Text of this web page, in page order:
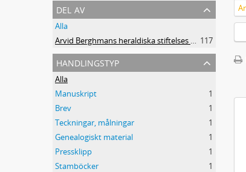
del av
Alla
Arvid Berghmans heraldiska stiftelses handskriftssamling 117
handlingstyp
Alla
Manuskript
1
Brev
1
Teckningar, målningar
1
Genealogiskt material
1
Pressklipp
1
Stamböcker
1